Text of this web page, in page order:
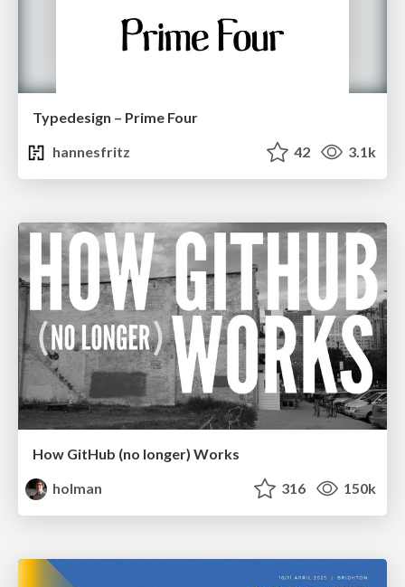
Typedesign – Prime Four
hannesfritz
42 3.1k
How GitHub (no longer) Works
holman
316 150k